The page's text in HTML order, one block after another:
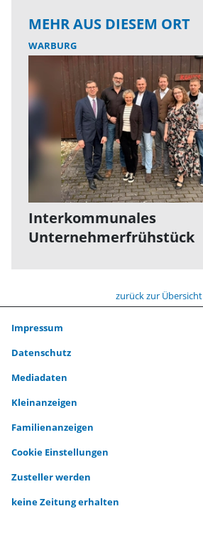
MEHR AUS DIESEM ORT
WARBURG
Interkommunales
Unternehmerfrühstück
zurück zur Übersicht
Impressum
Datenschutz
Mediadaten
Kleinanzeigen
Familienanzeigen
Cookie Einstellungen
Zusteller werden
keine Zeitung erhalten